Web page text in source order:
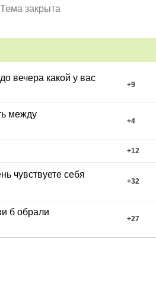
Тема закрыта
вечера какой у вас
+9
между
+4
+12
чувствуете себя
+32
б обрали
+27